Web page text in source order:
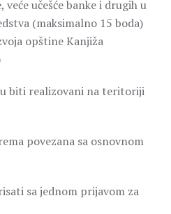
veće učešće banke i drugih u
(maksimalno 15 boda)
opštine Kanjiža
biti realizovani na teritoriji
povezana sa osnovnom
sa jednom prijavom za